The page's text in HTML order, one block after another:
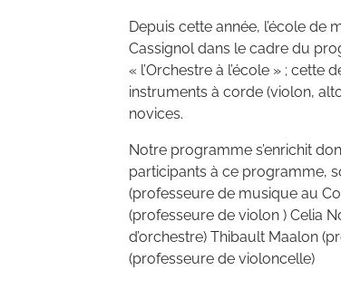
Depuis cette année, l’école de
Cassignol dans le cadre du
« l’Orchestre à l’école » ;
instruments à corde (violon,
novices.
Notre programme s’enrichit
participants à ce programme,
(professeure de musique au
(professeure de violon ) Celia
d’orchestre) Thibault Maalon
(professeure de violoncelle)